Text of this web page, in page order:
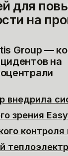
для
на
Group —
на
внедрила
зрения